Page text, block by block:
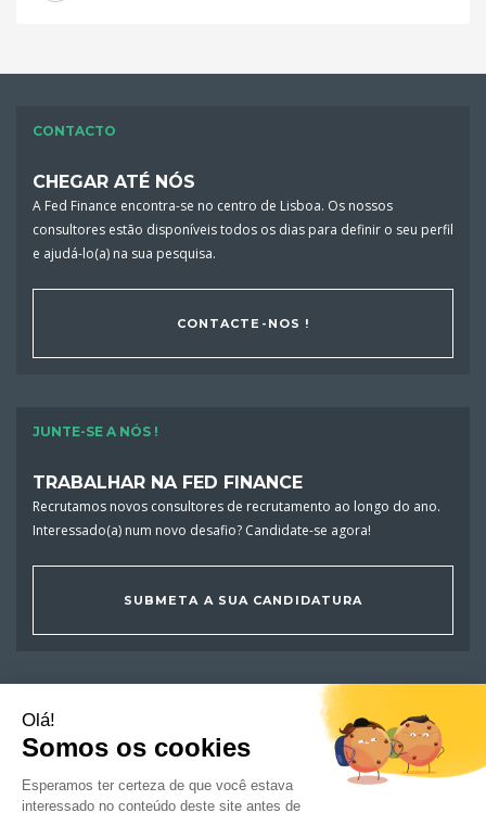
CONTACTO
CHEGAR ATÉ NÓS
A Fed Finance encontra-se no centro de Lisboa. Os nossos
consultores estão disponíveis todos os dias para definir o seu perfil
e ajudá-lo(a) na sua pesquisa.
CONTACTE-NOS !
JUNTE-SE A NÓS !
TRABALHAR NA FED FINANCE
Recrutamos novos consultores de recrutamento ao longo do ano.
Interessado(a) num novo desafio? Candidate-se agora!
SUBMETA A SUA CANDIDATURA